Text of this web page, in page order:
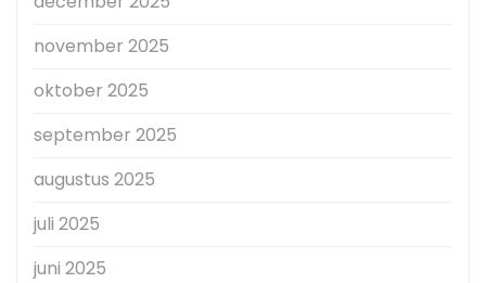
november 2025
oktober 2025
september 2025
augustus 2025
juli 2025
juni 2025